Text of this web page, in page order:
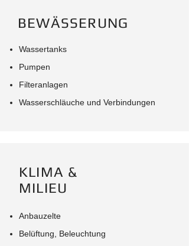
BEWÄSSERUNG
Wassertanks
Pumpen
Filteranlagen
Wasserschläuche und Verbindungen
KLIMA &
MILIEU
Anbauzelte
Belüftung, Beleuchtung